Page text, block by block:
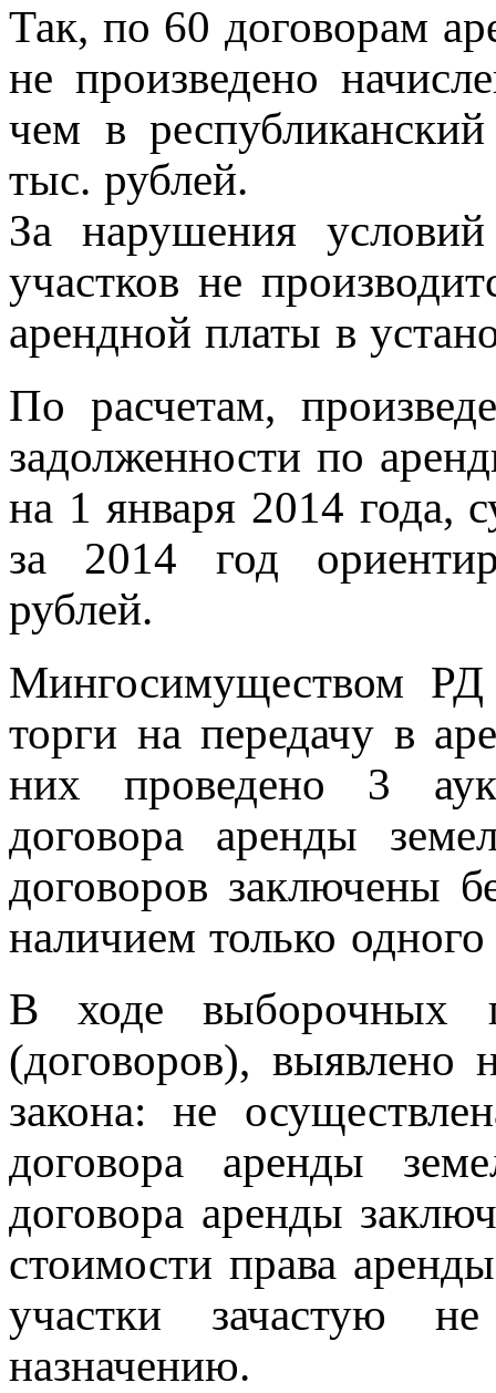
Так, по 60 договорам
не произведено
чем в
тыс. рублей.
За нарушения
участков не
арендной платы в
По расчетам,
задолженности по
на 1 января 2014 года,
за 2014 год
рублей.
Мингосимуществом
торги на передачу в
них проведено 3
договора аренды
договоров заключены
наличием только одного
В ходе выборочных
(договоров), выявлено
закона: не
договора аренды
договора аренды
стоимости права
участки зачастую
назначению.